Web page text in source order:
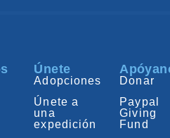
Únete
Adopciones
Únete a
una
expedición
Donar
Paypal
Giving
Fund